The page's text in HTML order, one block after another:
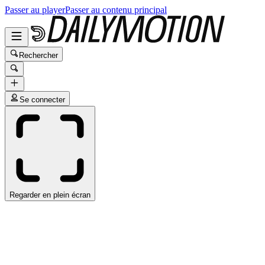
Passer au playerPasser au contenu principal
Rechercher
Se connecter
Regarder en plein écran